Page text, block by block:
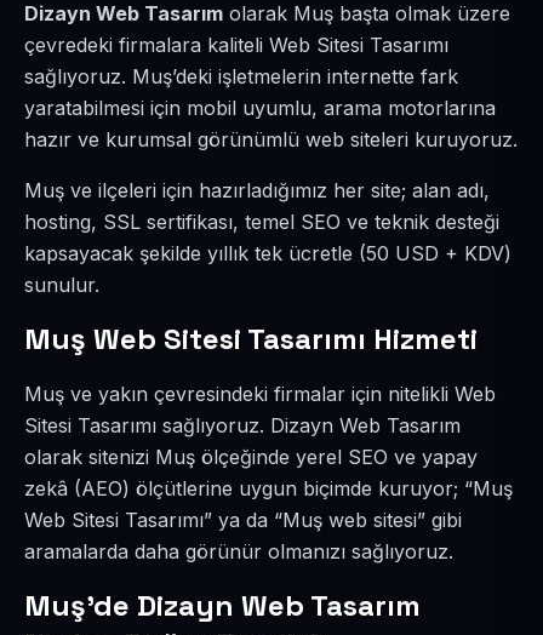
Dizayn Web Tasarım olarak Muş başta olmak üzere
çevredeki firmalara kaliteli Web Sitesi Tasarımı
sağlıyoruz. Muş’deki işletmelerin internette fark
yaratabilmesi için mobil uyumlu, arama motorlarına
hazır ve kurumsal görünümlü web siteleri kuruyoruz.
Muş ve ilçeleri için hazırladığımız her site; alan adı,
hosting, SSL sertifikası, temel SEO ve teknik desteği
kapsayacak şekilde yıllık tek ücretle (50 USD + KDV)
sunulur.
Muş Web Sitesi Tasarımı Hizmeti
Muş ve yakın çevresindeki firmalar için nitelikli Web
Sitesi Tasarımı sağlıyoruz. Dizayn Web Tasarım
olarak sitenizi Muş ölçeğinde yerel SEO ve yapay
zekâ (AEO) ölçütlerine uygun biçimde kuruyor; “Muş
Web Sitesi Tasarımı” ya da “Muş web sitesi” gibi
aramalarda daha görünür olmanızı sağlıyoruz.
Muş’de Dizayn Web Tasarım